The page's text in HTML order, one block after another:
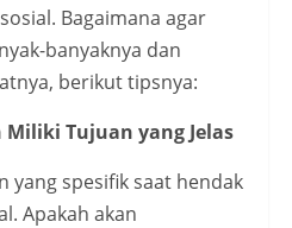
Bagaimana agar
banyaknya dan
berikut tipsnya:
Tujuan yang Jelas
yang spesifik saat hendak
Apakah akan